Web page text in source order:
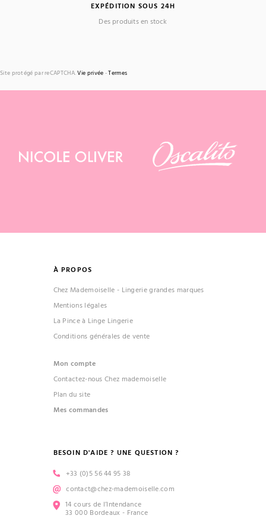
EXPÉDITION SOUS 24H
Des produits en stock
Site protégé par reCAPTCHA.Vie privée -Termes
À PROPOS
Chez Mademoiselle - Lingerie grandes marques
Mentions légales
La Pince à Linge Lingerie
Conditions générales de vente
Mon compte
Contactez-nous Chez mademoiselle
Plan du site
Mes commandes
BESOIN D'AIDE ? UNE QUESTION ?
+33 (0)5 56 44 95 38
contact@chez-mademoiselle.com
14 cours de l’Intendance
33 000 Bordeaux - France